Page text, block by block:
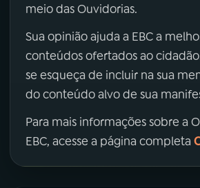
meio das Ouvidorias.
Sua opinião ajuda a EBC a
conteúdos ofertados ao
se esqueça de incluir na sua
do conteúdo alvo de sua
Para mais informações sobre a
EBC, acesse a página completa